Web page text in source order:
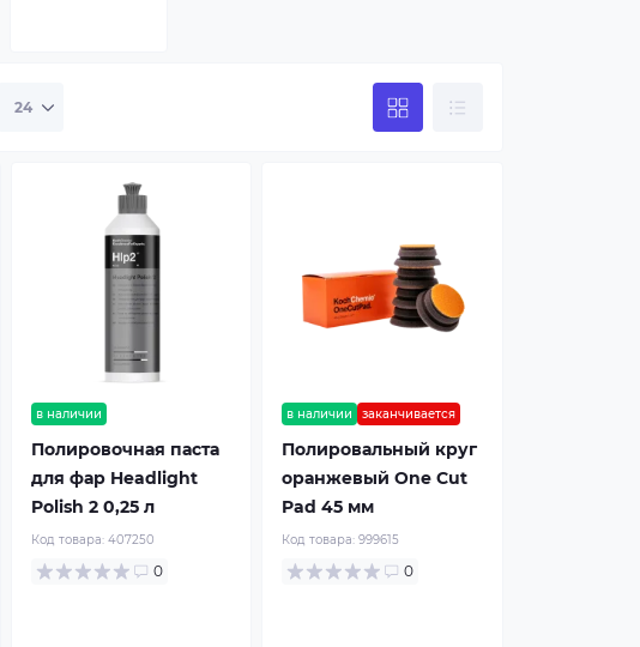
в наличии
Полировочная паста
для фар Headlight
Polish 2 0,25 л
Код товара: 407250
0
в наличии заканчивается
Полировальный круг
оранжевый One Cut
Pad 45 мм
Код товара:999615
0